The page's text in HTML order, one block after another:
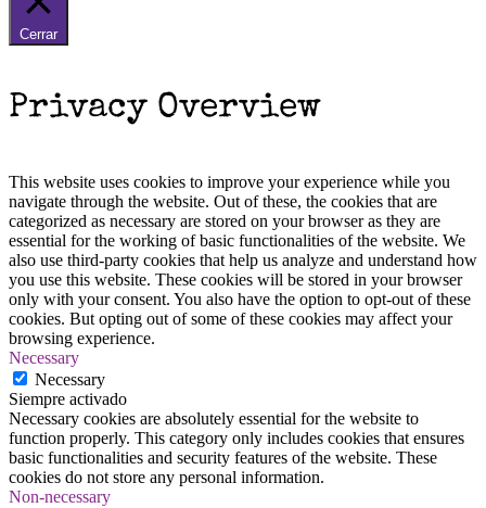
Cerrar
Privacy Overview
This website uses cookies to improve your experience while you
navigate through the website. Out of these, the cookies that are
categorized as necessary are stored on your browser as they are
essential for the working of basic functionalities of the website. We
also use third-party cookies that help us analyze and understand how
you use this website. These cookies will be stored in your browser
only with your consent. You also have the option to opt-out of these
cookies. But opting out of some of these cookies may affect your
browsing experience.
Necessary
Necessary
Siempre activado
Necessary cookies are absolutely essential for the website to
function properly. This category only includes cookies that ensures
basic functionalities and security features of the website. These
cookies do not store any personal information.
Non-necessary